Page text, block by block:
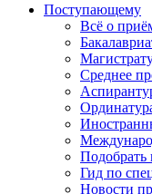
Поступающему
Всё о
Среднее
Подобрать
Гид по
Новости